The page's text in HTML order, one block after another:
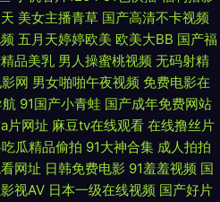
看国产 福利社自拍800 欧美伊人精品麻
利91 男人的天堂自拍网 91麻豆人妻有码
观看91看片 69福利导航视频 99久久精
去一区 成人77网站 日本a区 91热比 久久
美女主播青草 国产高清不卡视频
五月天婷婷欧美 欧美大BB 国产福
品美乳 男人操蜜桃视频 无码射精
网 男女啪啪午夜视频 免费电影在
91国产小青蛙 国产成年免费网站
片网址 麻豆tv在线观看 在线撸丝片
瓜精品偷拍 91大神合集 成人拍拍
网址 日韩免费电影 91羞羞视频 国
视AV 日本一级在线视频 国产好片